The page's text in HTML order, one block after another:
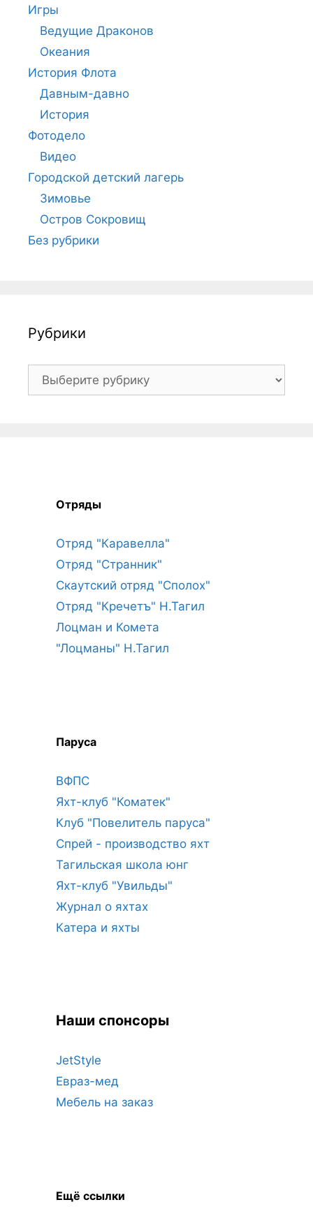
Игры
Ведущие Драконов
Океания
История Флота
Давным-давно
История
Фотодело
Видео
Городской детский лагерь
Зимовье
Остров Сокровищ
Без рубрики
Рубрики
Рубрики
Отряды
Отряд "Каравелла"
Отряд "Странник"
Скаутский отряд "Сполох"
Отряд "Кречетъ" Н.Тагил
Лоцман и Комета
"Лоцманы" Н.Тагил
Паруса
ВФПС
Яхт-клуб "Коматек"
Клуб "Повелитель паруса"
Спрей - производство яхт
Тагильская школа юнг
Яхт-клуб "Увильды"
Журнал о яхтах
Катера и яхты
Наши спонсоры
JetStyle
Евраз-мед
Мебель на заказ
Ещё ссылки